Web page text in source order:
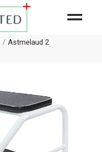
Astmelaud 2